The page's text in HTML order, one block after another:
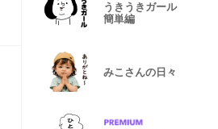
うきうきガール
簡単編
みこさんの日々